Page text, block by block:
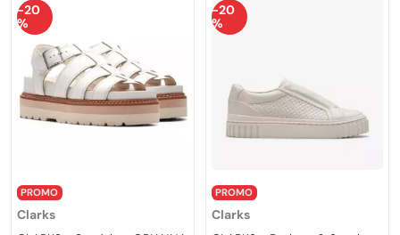
PROMO
Clarks
-20
%
PROMO
Clarks
-20
%